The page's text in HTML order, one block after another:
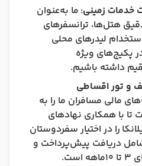
خدمات زمینی: ما به‌عنوان
هتل‌ها، ترانسفرهای
لیدرهای محلی
پکیج‌های ویژه
داشته باشیم.
و تور اقساطی
مالی مسافران ما را به
با همکاری نهادهای
را در اختیار سفردوستان
دریافت پیش‌پرداخت و